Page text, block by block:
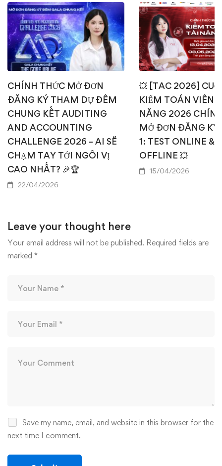
CHÍNH THỨC MỞ ĐƠN
ĐĂNG KÝ THAM DỰ ĐÊM
CHUNG KẾT AUDITING
AND ACCOUNTING
CHALLENGE 2026 – AI SẼ
CHẠM TAY TỚI NGÔI VỊ
CAO NHẤT? 🎉🏆
22/04/2026
💥 [TAC 2026]
KIỂM TOÁN VIÊN
NĂNG 2026
MỞ ĐƠN ĐĂNG KÝ
1: TEST ONLINE &
OFFLINE 💥
15/04/2026
Leave your thought here
Your email address will not be published. Required fields are
marked *
Save my name, email, and website in this browser for the
next time I comment.